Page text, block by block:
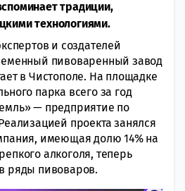
традиции,
технологиями.
и создателей
пивоваренный завод
в Чистополе. На площадке
парка всего за год
— предприятие по
проекта занялся
имеющая долю 14% на
алкоголя, теперь
ряды пивоваров.